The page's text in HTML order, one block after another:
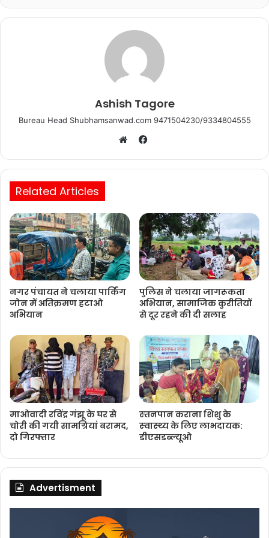
o
p
Ashish Tagore
Bureau Head Shubhamsanwad.com 9471504230/9334804555
Facebook
Related Articles
नगर पंचायत ने चलाया पार्किंग
जोन में अतिक्रमण हटाओ
अभियान
पुलिस ने चलाया जागरूकता
अभियान, सामाजिक कुरीतियों
से दूर रहने की दी सलाह
माओवादी रविंद्र गंझू के घर से
चोरी की गयी सामग्रियां बरामद,
दो गिरफ्तार
स्‍तनपान कराना शिशु के
स्‍वास्‍थ्‍य के लिए लाभदायक:
डीएसडब्‍ल्‍यूओ
Advertisment